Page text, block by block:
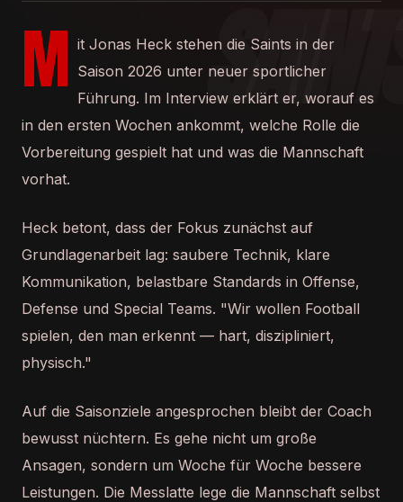
M it Jonas Heck stehen die Saints in der
Saison 2026 unter neuer sportlicher
Führung. Im Interview erklärt er, worauf es
in den ersten Wochen ankommt, welche Rolle die
Vorbereitung gespielt hat und was die Mannschaft
vorhat.
Heck betont, dass der Fokus zunächst auf
Grundlagenarbeit lag: saubere Technik, klare
Kommunikation, belastbare Standards in Offense,
Defense und Special Teams. "Wir wollen Football
spielen, den man erkennt — hart, diszipliniert,
physisch."
Auf die Saisonziele angesprochen bleibt der Coach
bewusst nüchtern. Es gehe nicht um große
Ansagen, sondern um Woche für Woche bessere
Leistungen. Die Messlatte lege die Mannschaft selbst